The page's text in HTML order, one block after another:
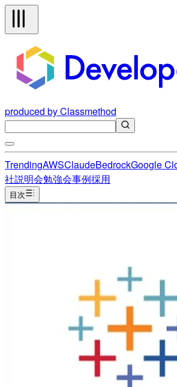
produced by Classmethod
TrendingAWSClaudeBedrockGoogle
社説明会勉強会事例採用
目次